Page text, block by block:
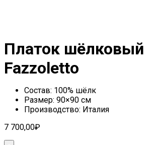
Платок шёлковый
Fazzoletto
Состав: 100% шёлк
Размер: 90×90 см
Производство: Италия
7 700,00₽